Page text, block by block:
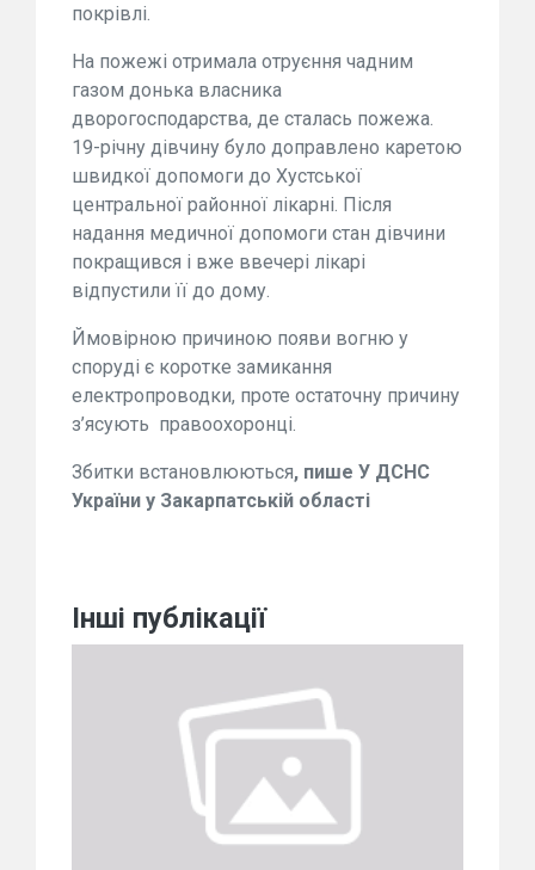
покрівлі.
На пожежі отримала отруєння чадним
газом донька власника
дворогосподарства, де сталась пожежа.
19-річну дівчину було доправлено каретою
швидкої допомоги до Хустської
центральної районної лікарні. Після
надання медичної допомоги стан дівчини
покращився і вже ввечері лікарі
відпустили її до дому.
Ймовірною причиною появи вогню у
споруді є коротке замикання
електропроводки, проте остаточну причину
з’ясують правоохоронці.
Збитки встановлюються, пише У ДСНС
України у Закарпатській області
Інші публікації